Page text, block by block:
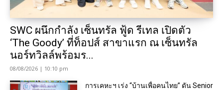
SWC ผนึกกำลัง เซ็นทรัล ฟู้ด รีเทล เปิดตัว
‘The Goody’ ที่ท็อปส์ สาขาแรก ณ เซ็นทรัล
นอร์ทวิลล์พร้อมร...
08/08/2026 | 10:10 pm
การเคหะฯ เร่ง “บ้านเพื่อคนไทย” ดัน Senior